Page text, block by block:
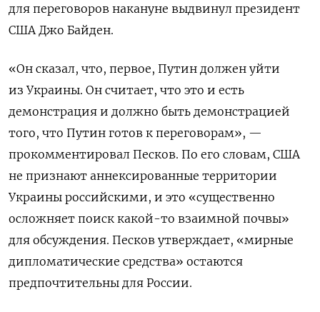
для переговоров накануне выдвинул президент
США Джо Байден.
«Он сказал, что, первое, Путин должен уйти
из Украины. Он считает, что это и есть
демонстрация и должно быть демонстрацией
того, что Путин готов к переговорам», —
прокомментировал Песков. По его словам, США
не признают аннексированные территории
Украины российскими, и это «существенно
осложняет поиск какой-то взаимной почвы»
для обсуждения. Песков утверждает, «мирные
дипломатические средства» остаются
предпочтительны для России.